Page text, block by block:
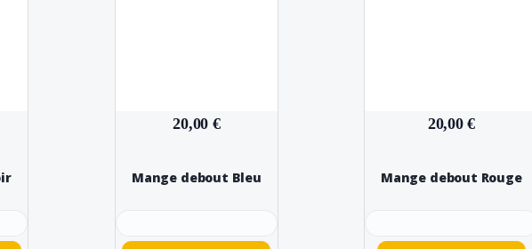
20,00 €
Mange debout Bleu
20,00 €
Mange debout Rouge